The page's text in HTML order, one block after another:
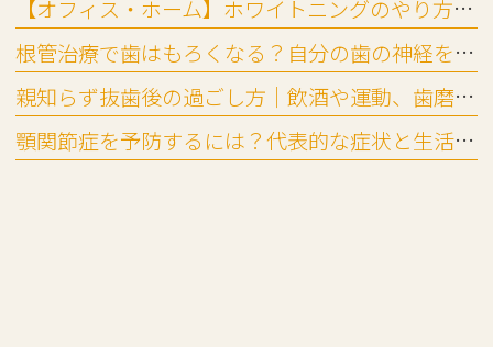
【オフィス・ホーム】ホワイトニングのやり方と頻度の目安
根管治療で歯はもろくなる？自分の歯の神経を残すメリットと起こりやすいトラブル
親知らず抜歯後の過ごし方｜飲酒や運動、歯磨き・入浴はいつ再開できる？
顎関節症を予防するには？代表的な症状と生活習慣でできる対策